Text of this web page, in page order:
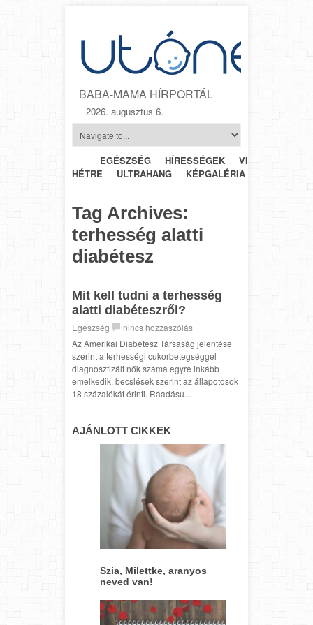
BABA-MAMA HÍRPORTÁL
2026. augusztus 6.
EGÉSZSÉG HÍRESSÉGEK VIDEÓK
HÉTRE
ULTRAHANG KÉPGALÉRIA
Tag Archives:
terhesség alatti
diabétesz
Mit kell tudni a terhesség
alatti diabéteszről?
Egészség
nincs hozzászólás
Az Amerikai Diabétesz Társaság jelentése
szerint a terhességi cukorbetegséggel
diagnosztizált nők száma egyre inkább
emelkedik, becslések szerint az állapotosok
18 százalékát érinti. Ráadásu...
AJÁNLOTT CIKKEK
Szia, Milettke, aranyos
neved van!